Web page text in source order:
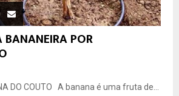
BANANEIRA POR
DO COUTO A banana é uma fruta de...